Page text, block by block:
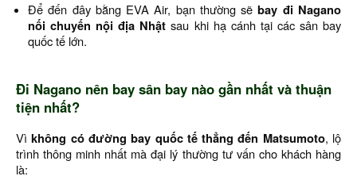
Để đến đây bằng EVA Air, bạn thường sẽbay đi Nagano
nối chuyến nội địa Nhật sau khi hạ cánh tại các sân bay
quốc tế lớn.
Đi Nagano nên bay sân bay nào gần nhất và thuận
tiện nhất?
Vìkhông có đường bay quốc tế thẳng đến Matsumoto, lộ
trình thông minh nhất mà đại lý thường tư vấn cho khách hàng
là: